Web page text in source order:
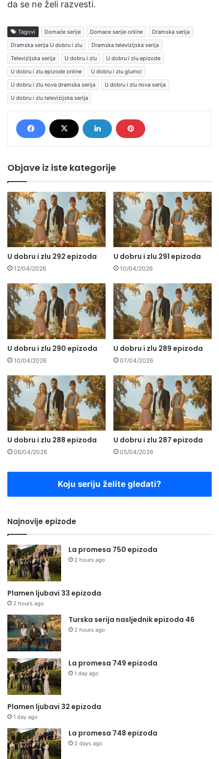
da se ne želi razvesti.
Tagovi Domaće serije Domace serije online
Dramska serija
Dramska serija U dobru i zlu
Dramska televizijska serija
Televizijska serija
U dobru i zlu
U dobru i zlu epizode
U dobru i zlu epizode online
U dobru i zlu glumci
U dobru i zlu nova dramska serija
U dobru i zlu nova serija
U dobru i zlu televizijska serija
Objave iz iste kategorije
U dobru i zlu 292 epizoda
12/04/2026
U dobru i zlu 291 epizoda
10/04/2026
U dobru i zlu 290 epizoda
10/04/2026
U dobru i zlu 289 epizoda
07/04/2026
U dobru i zlu 288 epizoda
06/04/2026
U dobru i zlu 287 epizoda
05/04/2026
Koju seriju želite gledati?
Najnovije epizode
La promesa 750 epizoda
2 hours ago
Plamen ljubavi 33 epizoda
2 hours ago
Turska serija nasljednik epizoda 46
2 hours ago
La promesa 749 epizoda
1 day ago
Plamen ljubavi 32 epizoda
1 day ago
La promesa 748 epizoda
2 days ago